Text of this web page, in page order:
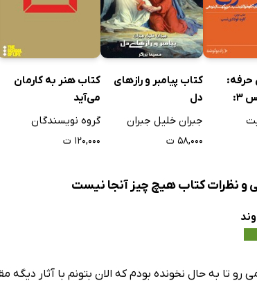
حرفه:
داستان‌نویس 3:
کتاب پیامبر و رازهای
دل
جبران خلیل جبران
۵۸,۰۰۰ ت
کتاب هنر به کارمان
می‌آید
گروه نویسندگان
۱۲۰,۰۰۰ ت
و نظرات کتاب هیچ چیز آنجا نیست
رو تا به حال نخونده بودم که الان بتونم با آثار